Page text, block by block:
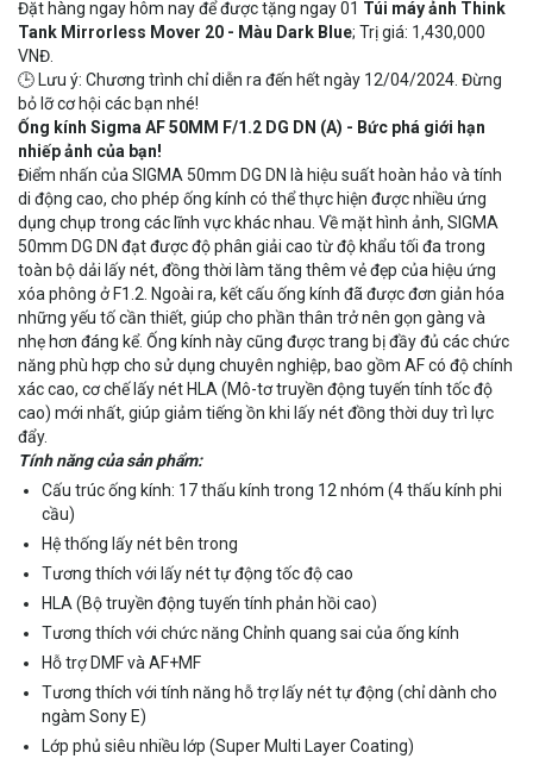
Đặt hàng ngay hôm nay để được tặng ngay 01 Túi máy ảnh Think
Tank Mirrorless Mover 20 - Màu Dark Blue; Trị giá: 1,430,000
VNĐ.
🕒 Lưu ý: Chương trình chỉ diễn ra đến hết ngày 12/04/2024. Đừng
bỏ lỡ cơ hội các bạn nhé!
Ống kính Sigma AF 50MM F/1.2 DG DN (A) - Bức phá giới hạn
nhiếp ảnh của bạn!
Điểm nhấn của SIGMA 50mm DG DN là hiệu suất hoàn hảo và tính
di động cao, cho phép ống kính có thể thực hiện được nhiều ứng
dụng chụp trong các lĩnh vực khác nhau. Về mặt hình ảnh, SIGMA
50mm DG DN đạt được độ phân giải cao từ độ khẩu tối đa trong
toàn bộ dải lấy nét, đồng thời làm tăng thêm vẻ đẹp của hiệu ứng
xóa phông ở F1.2. Ngoài ra, kết cấu ống kính đã được đơn giản hóa
những yếu tố cần thiết, giúp cho phần thân trở nên gọn gàng và
nhẹ hơn đáng kể. Ống kính này cũng được trang bị đầy đủ các chức
năng phù hợp cho sử dụng chuyên nghiệp, bao gồm AF có độ chính
xác cao, cơ chế lấy nét HLA (Mô-tơ truyền động tuyến tính tốc độ
cao) mới nhất, giúp giảm tiếng ồn khi lấy nét đồng thời duy trì lực
đẩy.
Tính năng của sản phẩm:
Cấu trúc ống kính: 17 thấu kính trong 12 nhóm (4 thấu kính phi
cầu)
Hệ thống lấy nét bên trong
Tương thích với lấy nét tự động tốc độ cao
HLA (Bộ truyền động tuyến tính phản hồi cao)
Tương thích với chức năng Chỉnh quang sai của ống kính
Hỗ trợ DMF và AF+MF
Tương thích với tính năng hỗ trợ lấy nét tự động (chỉ dành cho
ngàm Sony E)
Lớp phủ siêu nhiều lớp (Super Multi Layer Coating)